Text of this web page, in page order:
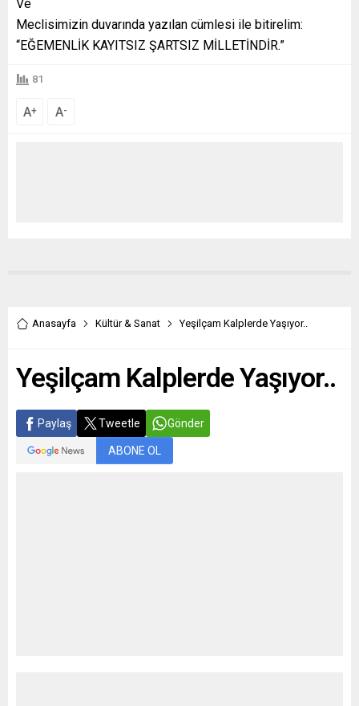
Ve
Meclisimizin duvarında yazılan cümlesi ile bitirelim:
“EĞEMENLİK KAYITSIZ ŞARTSIZ MİLLETİNDİR.”
81
A+ A-
Anasayfa Kültür & Sanat Yeşilçam Kalplerde Yaşıyor..
Yeşilçam Kalplerde Yaşıyor..
Paylaş Tweetle Gönder
ABONE OL